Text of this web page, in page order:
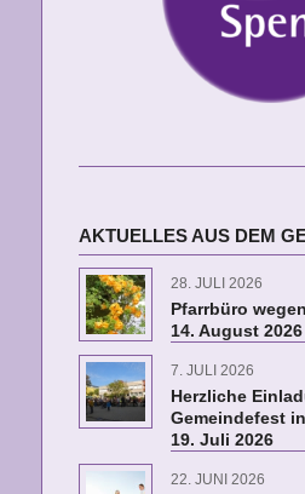
AKTUELLES AUS DEM
28. JULI 2026
Pfarrbüro
14. August
7. JULI 2026
Herzliche
Gemeindefest
19. Juli 2026
22. JUNI 2026